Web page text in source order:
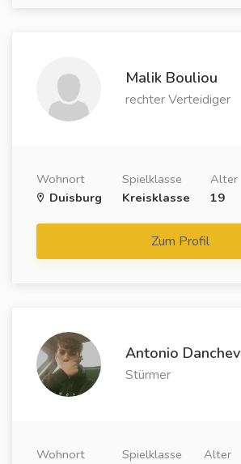
Malik Bouliou
rechter Verteidiger
Wohnort
Duisburg
Spielklasse
Kreisklasse
Alter
19
Zum Profil
Antonio Danchev
Stürmer
Wohnort
Spielklasse
Alter